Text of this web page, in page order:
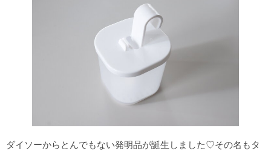
ダイソーからとんでもない発明品が誕生しました♡その名もタ